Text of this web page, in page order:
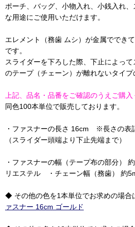
ポーチ、バッグ、小物入れ、小銭入れ
な用途にご使用いただけます。
エレメント（務歯 ムシ）が金属ででき
です。
スライダーを下ろした際、下止によっ
のテープ（チェーン）が離れないタイプ
上記、品名・品番をご確認のうえご購入
同色100本単位で販売しております。
・ファスナーの長さ 16cm ※長さの表
（スライダー頭端より下止先端まで）
・ファスナーの幅（テープ布の部分）
リエステル ・チェーン幅（務歯） 約
◆ その他の色を1本単位でお求めの場
ァスナー 16cm ゴールド